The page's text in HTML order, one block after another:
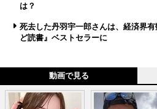
は？
死去した丹羽宇一郎さんは、経済界
ど読書』ベストセラーに
動画で見る